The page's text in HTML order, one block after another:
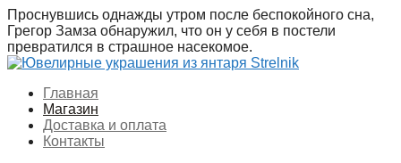
Перейти
к
содержимому
Проснувшись однажды утром после беспокойного сна,
Грегор Замза обнаружил, что он у себя в постели
превратился в страшное насекомое.
Главная
Магазин
Доставка и оплата
Контакты